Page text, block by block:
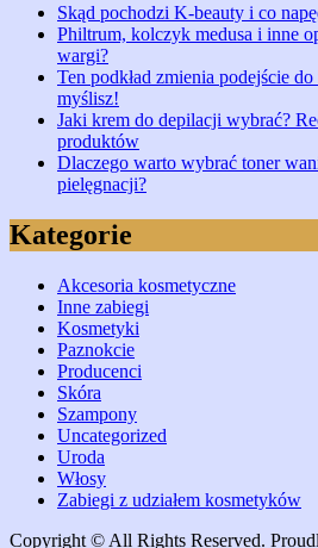
Skąd pochodzi K-beauty i co
Philtrum, kolczyk medusa i inne
wargi?
Ten podkład zmienia podejście
myślisz!
Jaki krem do depilacji wybrać?
produktów
Dlaczego warto wybrać toner
pielęgnacji?
Kategorie
Akcesoria kosmetyczne
Inne zabiegi
Kosmetyki
Paznokcie
Producenci
Skóra
Szampony
Uncategorized
Uroda
Włosy
Zabiegi z udziałem kosmetyków
Copyright © All Rights Reserved.